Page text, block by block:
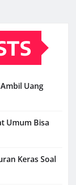
Uang
Umum Bisa
Keras Soal